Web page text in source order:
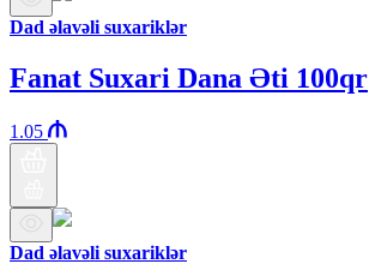
Dad əlavəli suxariklər
Fanat Suxari Dana Əti 100qr
1.05
Dad əlavəli suxariklər